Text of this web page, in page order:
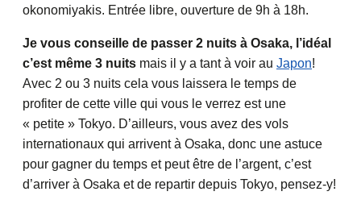
okonomiyakis. Entrée libre, ouverture de 9h à 18h.
Je vous conseille de passer 2 nuits à Osaka, l’idéal
c’est même 3 nuits mais il y a tant à voir au Japon!
Avec 2 ou 3 nuits cela vous laissera le temps de
profiter de cette ville qui vous le verrez est une
« petite » Tokyo. D’ailleurs, vous avez des vols
internationaux qui arrivent à Osaka, donc une astuce
pour gagner du temps et peut être de l’argent, c’est
d’arriver à Osaka et de repartir depuis Tokyo, pensez-y!